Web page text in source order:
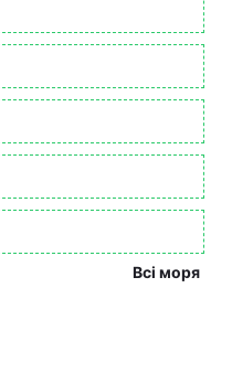
Всі моря